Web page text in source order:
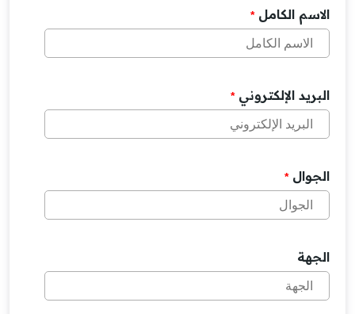
الاسم الكامل *
البريد الإلكتروني *
الجوال *
الجهة